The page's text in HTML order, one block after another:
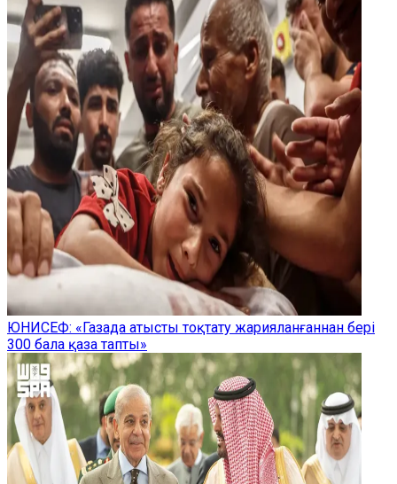
ЮНИСЕФ: «Газада атысты тоқтату жарияланғаннан бері
300 бала қаза тапты»